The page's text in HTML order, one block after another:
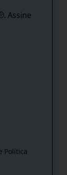
Assine
Política